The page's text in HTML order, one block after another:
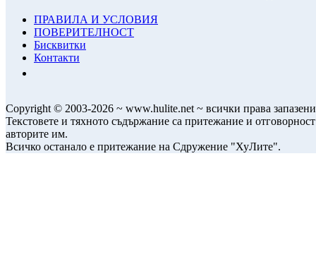
ПРАВИЛА И УСЛОВИЯ
ПОВЕРИТЕЛНОСТ
Бисквитки
Контакти
Copyright © 2003-2026 ~ www.hulite.net ~ всички права
Текстовете и тяхното съдържание са притежание и
авторите им.
Всичко останало е притежание на Сдружение "ХуЛите".